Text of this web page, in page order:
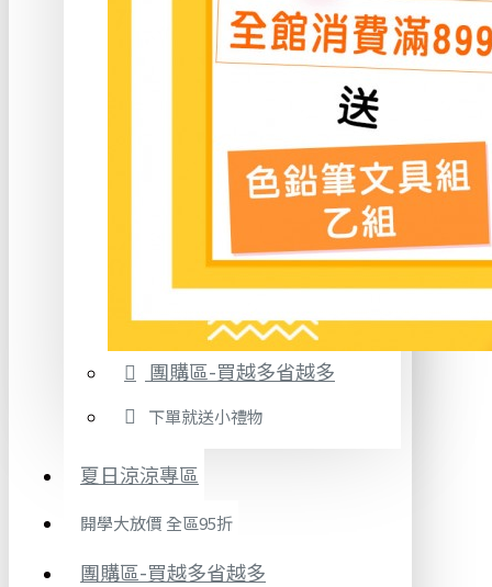
團購區-買越多省越多
下單就送小禮物
夏日涼涼專區
開學大放價 全區95折
團購區-買越多省越多